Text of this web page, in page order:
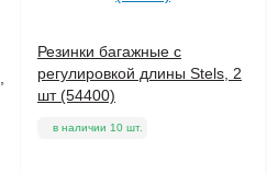
Резинки багажные с
регулировкой длины Stels, 2
шт (54400)
в наличии 10 шт.